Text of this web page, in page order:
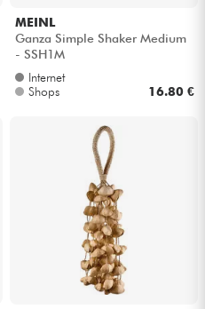
MEINL
Ganza Simple Shaker Medium
- SSH1M
Internet
Shops
16.80 €